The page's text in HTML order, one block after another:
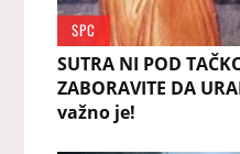
SPC
SUTRA NI POD
ZABORAVITE DA
važno je!